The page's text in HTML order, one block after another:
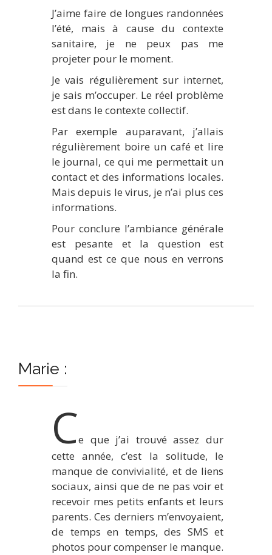
J’aime faire de longues randonnées
l’été, mais à cause du contexte
sanitaire, je ne peux pas me
projeter pour le moment.
Je vais régulièrement sur internet,
je sais m’occuper. Le réel problème
est dans le contexte collectif.
Par exemple auparavant, j’allais
régulièrement boire un café et lire
le journal, ce qui me permettait un
contact et des informations locales.
Mais depuis le virus, je n’ai plus ces
informations.
Pour conclure l’ambiance générale
est pesante et la question est
quand est ce que nous en verrons
la fin.
Marie :
Ce que j’ai trouvé assez dur
cette année, c’est la solitude, le
manque de convivialité, et de liens
sociaux, ainsi que de ne pas voir et
recevoir mes petits enfants et leurs
parents. Ces derniers m’envoyaient,
de temps en temps, des SMS et
photos pour compenser le manque.